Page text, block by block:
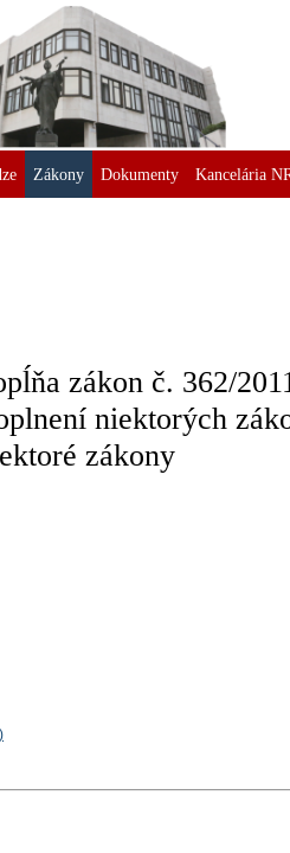
Zákony Dokumenty Kancelária
zákon č. 362/
niektorých
zákony